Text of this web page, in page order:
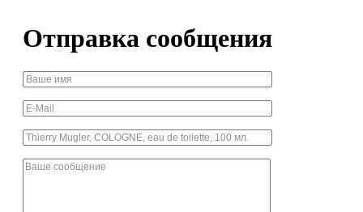
Отправка сообщения